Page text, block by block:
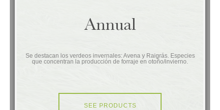
Annual
Se destacan los verdeos invernales: Avena y Raigrás. Especies
que concentran la producción de forraje en otoño/invierno.
SEE PRODUCTS